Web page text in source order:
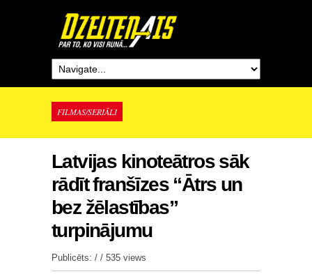
FILMAS/SERIĀLI
Latvijas kinoteātros sāk
rādīt franšīzes “Ātrs un
bez žēlastības”
turpinājumu
Publicēts: / / 535 views